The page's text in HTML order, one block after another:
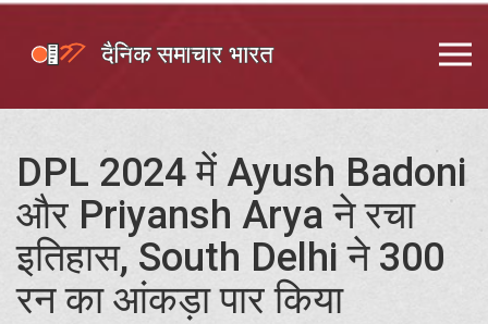
DPL 2024 में Ayush Badoni
और Priyansh Arya ने रचा
इतिहास, South Delhi ने 300
रन का आंकड़ा पार किया